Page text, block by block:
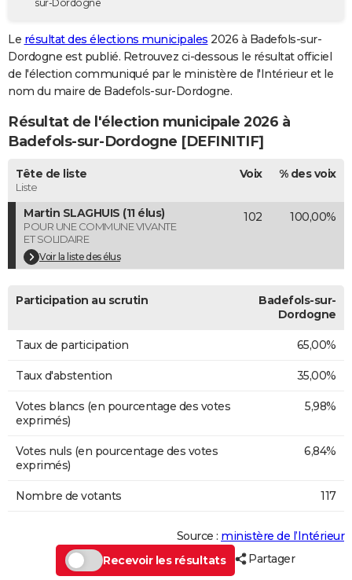
GUIDES D'ACHAT
CARTE DE VOEUX
Carte de Noël
Carte Bonne année
Carte Saint-Valentin
Carte Pâques
Carte d'anniversaire
DICTIONNAIRE
Dictionnaire
Biographies
Citations
Expressions
Proverbes
PROGRAMME TV
COPAINS D'AVANT
S'inscrire
Se connecter
Lycées
Collèges
Primaires
Universités
Entreprises
Service militaire
Avis de recherche
AVIS DE DÉCÈS
Bricolage
Lifestyle
Culture
Sport
Auto
Television
Voyage
Cinema
sur-Dordogne
Le résultat des élections municipales 2026 à Badefols-sur-
Dordogne est publié. Retrouvez ci-dessous le résultat officiel
de l'élection communiqué par le ministère de l'Intérieur et le
nom du maire de Badefols-sur-Dordogne.
Résultat de l'élection municipale 2026 à
Badefols-sur-Dordogne [DEFINITIF]
Tête de liste
Liste
Voix % des voix
Martin SLAGHUIS (11 élus)
POUR UNE COMMUNE VIVANTE
ET SOLIDAIRE
Voir la liste des élus
102 100,00%
Participation au scrutin
Badefols-sur-
Dordogne
Taux de participation 65,00%
Taux d'abstention 35,00%
Votes blancs (en pourcentage des votes
exprimés)
5,98%
Votes nuls (en pourcentage des votes
exprimés)
6,84%
Nombre de votants 117
Source : ministère de l’Intérieur
Recevoir les résultats
Partager